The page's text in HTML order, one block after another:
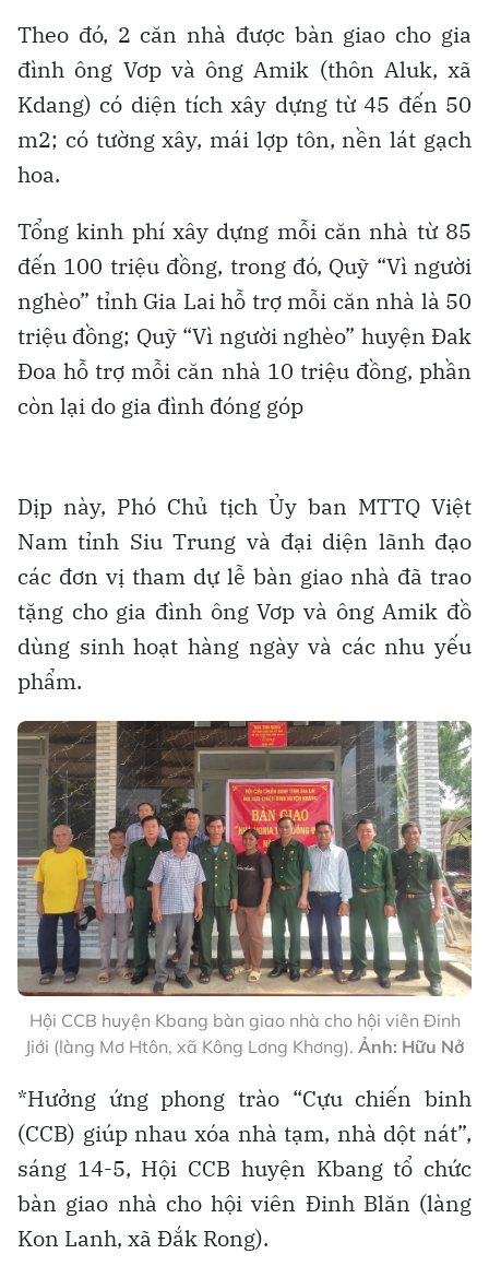
Theo đó, 2 căn nhà được bàn giao cho gia
đình ông Vơp và ông Amik (thôn Aluk, xã
Kdang) có diện tích xây dựng từ 45 đến 50
m2; có tường xây, mái lợp tôn, nền lát gạch
hoa.
Tổng kinh phí xây dựng mỗi căn nhà từ 85
đến 100 triệu đồng, trong đó, Quỹ “Vì người
nghèo” tỉnh Gia Lai hỗ trợ mỗi căn nhà là 50
triệu đồng; Quỹ “Vì người nghèo” huyện Đak
Đoa hỗ trợ mỗi căn nhà 10 triệu đồng, phần
còn lại do gia đình đóng góp
Dịp này, Phó Chủ tịch Ủy ban MTTQ Việt
Nam tỉnh Siu Trung và đại diện lãnh đạo
các đơn vị tham dự lễ bàn giao nhà đã trao
tặng cho gia đình ông Vơp và ông Amik đồ
dùng sinh hoạt hàng ngày và các nhu yếu
phẩm.
Hội CCB huyện Kbang bàn giao nhà cho hội viên Đinh
Jiới (làng Mơ Htôn, xã Kông Lơng Khơng). Ảnh: Hữu Nở
*Hưởng ứng phong trào “Cựu chiến binh
(CCB) giúp nhau xóa nhà tạm, nhà dột nát”,
sáng 14-5, Hội CCB huyện Kbang tổ chức
bàn giao nhà cho hội viên Đinh Blăn (làng
Kon Lanh, xã Đắk Rong).